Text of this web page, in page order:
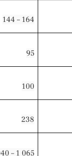
144 – 164
95
100
238
– 1 065